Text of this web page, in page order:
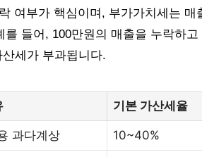
여부가 핵심이며, 부가가치세는
들어, 100만원의 매출을 누락하
세가 부과됩니다.
기본 가산세율
과다계상 10~40%